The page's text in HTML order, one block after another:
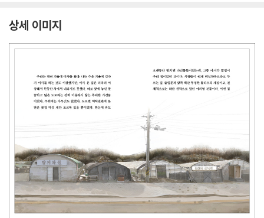
상세 이미지